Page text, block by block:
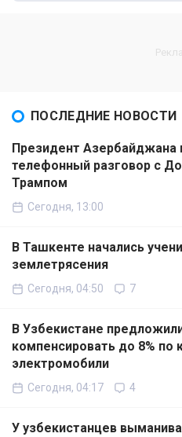
ПОСЛЕДНИЕ НОВОСТИ
Президент Азербайджана
телефонный разговор с
Трампом
Сегодня, 13:00
В Ташкенте начались
землетрясения
Сегодня, 04:50 7
В Узбекистане
компенсировать до 8% по
электромобили
Сегодня, 04:17 4
У узбекистанцев